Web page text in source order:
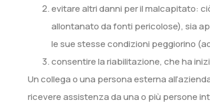
evitare altri danni per il malcapitato:
allontanato da fonti pericolose), sia
le sue stesse condizioni peggiorino
consentire la riabilitazione, che ha
Un collega o una persona esterna
ricevere assistenza da una o più persone